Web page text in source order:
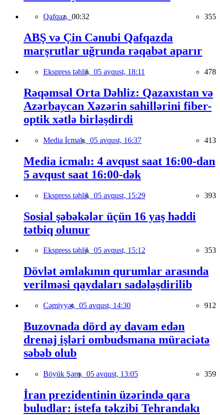
Qafqaz, 00:32 355
ABŞ və Çin Cənubi Qafqazda
marşrutlar uğrunda rəqabət aparır
Ekspress təhlil, 05 avqust, 18:11 478
Rəqəmsal Orta Dəhliz: Qazaxıstan və
Azərbaycan Xəzərin sahillərini fiber-
optik xətlə birləşdirdi
Media İcmalı, 05 avqust, 16:37 413
Media icmalı: 4 avqust saat 16:00-dan
5 avqust saat 16:00-dək
Ekspress təhlil, 05 avqust, 15:29 393
Sosial şəbəkələr üçün 16 yaş həddi
tətbiq olunur
Ekspress təhlil, 05 avqust, 15:12 353
Dövlət əmlakının qurumlar arasında
verilməsi qaydaları sadələşdirilib
Cəmiyyət, 05 avqust, 14:30 912
Buzovnada dörd ay davam edən
drenaj işləri ombudsmana müraciətə
səbəb olub
Böyük Şərq, 05 avqust, 13:05 359
İran prezidentinin üzərində qara
buludlar: istefa təkzibi Tehrandakı